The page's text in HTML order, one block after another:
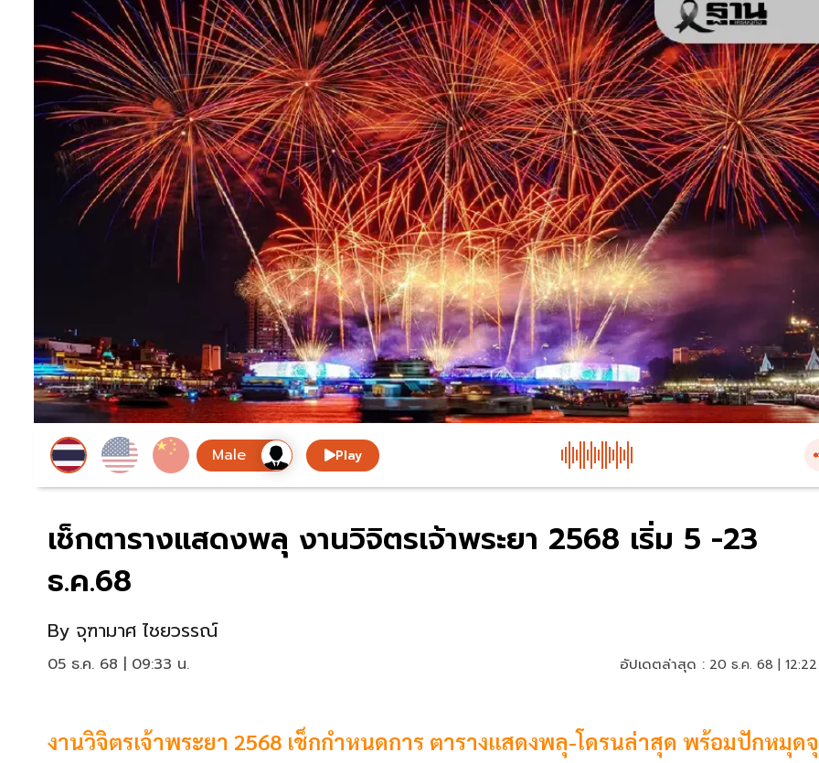
Play
เช็กตารางแสดงพลุ งานวิจิตรเจ้าพระยา 2568 เริ่ม 5 -23
ธ.ค.68
By จุฑามาศ ไชยวรรณ์
05 ธ.ค. 68 | 09:33 น. อัปเดตล่าสุด : 20 ธ.ค. 68 |
งานวิจิตรเจ้าพระยา 2568 เช็กกำหนดการ ตารางแสดงพลุ-โดรนล่าสุด พร้อมปักหมุด